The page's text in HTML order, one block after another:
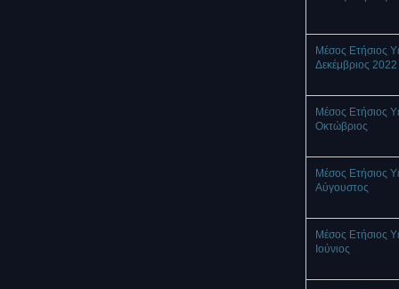
Μέσος Ετήσιος
Δεκέμβριος 2022
Μέσος Ετήσιος
Οκτώβριος
Μέσος Ετήσιος
Αύγουστος
Μέσος Ετήσιος
Ιούνιος